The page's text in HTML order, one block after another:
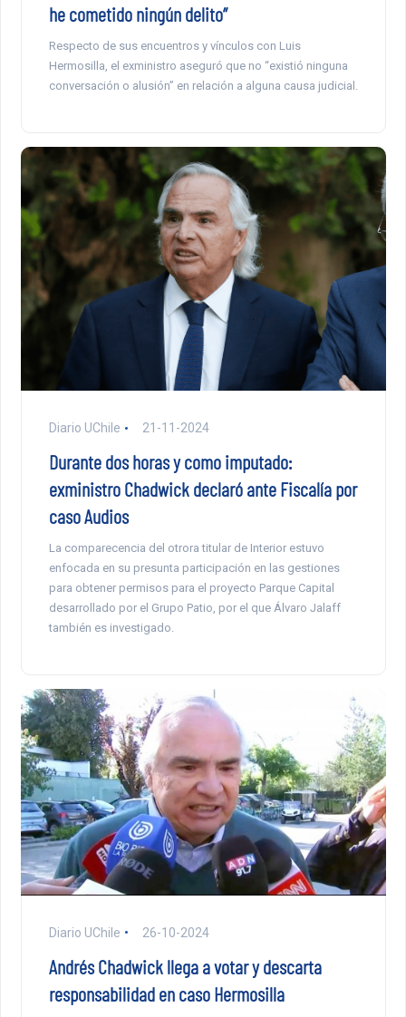
he cometido ningún delito”
Respecto de sus encuentros y vínculos con Luis
Hermosilla, el exministro aseguró que no “existió ninguna
conversación o alusión” en relación a alguna causa judicial.
Diario UChile 21-11-2024
Durante dos horas y como imputado:
exministro Chadwick declaró ante Fiscalía por
caso Audios
La comparecencia del otrora titular de Interior estuvo
enfocada en su presunta participación en las gestiones
para obtener permisos para el proyecto Parque Capital
desarrollado por el Grupo Patio, por el que Álvaro Jalaff
también es investigado.
Diario UChile 26-10-2024
Andrés Chadwick llega a votar y descarta
responsabilidad en caso Hermosilla